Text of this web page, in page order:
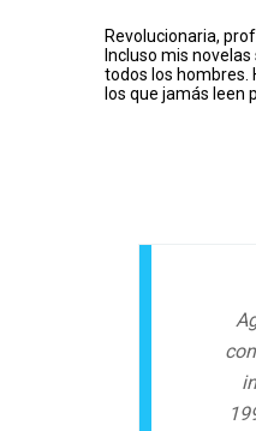
Revolucionaria,
Incluso mis
todos los hombres.
los que jamás leen